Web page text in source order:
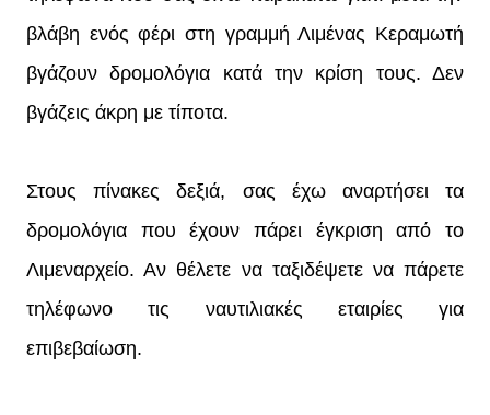
βλάβη ενός φέρι στη γραμμή Λιμένας Κεραμωτή
βγάζουν δρομολόγια κατά την κρίση τους. Δεν
βγάζεις άκρη με τίποτα.
Στους πίνακες δεξιά, σας έχω αναρτήσει τα
δρομολόγια που έχουν πάρει έγκριση από το
Λιμεναρχείο. Αν θέλετε να ταξιδέψετε να πάρετε
τηλέφωνο τις ναυτιλιακές εταιρίες για
επιβεβαίωση.